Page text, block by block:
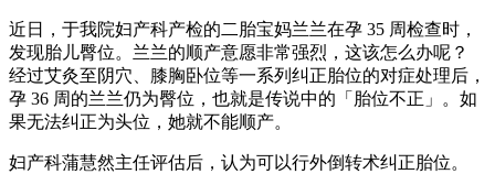
近日，于我院妇产科产检的二胎宝妈兰兰在孕 35 周检查时，
发现胎儿臀位。兰兰的顺产意愿非常强烈，这该怎么办呢？
经过艾灸至阴穴、膝胸卧位等一系列纠正胎位的对症处理后，
孕 36 周的兰兰仍为臀位，也就是传说中的「胎位不正」。如
果无法纠正为头位，她就不能顺产。
妇产科蒲慧然主任评估后，认为可以行外倒转术纠正胎位。